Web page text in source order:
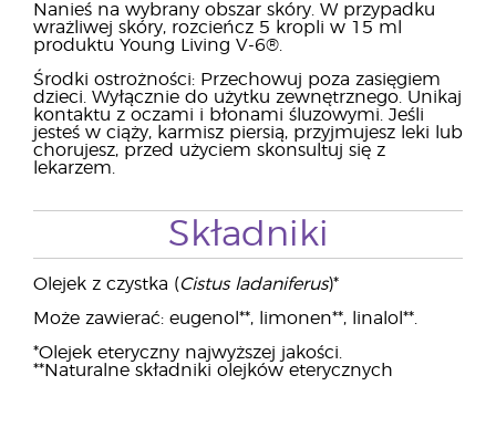
Nanieś na wybrany obszar skóry. W przypadku
wrażliwej skóry, rozcieńcz 5 kropli w 15 ml
produktu Young Living V-6®.
Środki ostrożności: Przechowuj poza zasięgiem
dzieci. Wyłącznie do użytku zewnętrznego. Unikaj
kontaktu z oczami i błonami śluzowymi. Jeśli
jesteś w ciąży, karmisz piersią, przyjmujesz leki lub
chorujesz, przed użyciem skonsultuj się z
lekarzem.
Składniki
Olejek z czystka (Cistus ladaniferus)*
Może zawierać: eugenol**, limonen**, linalol**.
*Olejek eteryczny najwyższej jakości.
**Naturalne składniki olejków eterycznych